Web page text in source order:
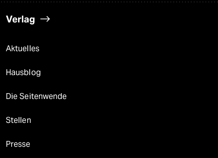
Verlag
Aktuelles
Hausblog
Die Seitenwende
Stellen
Presse